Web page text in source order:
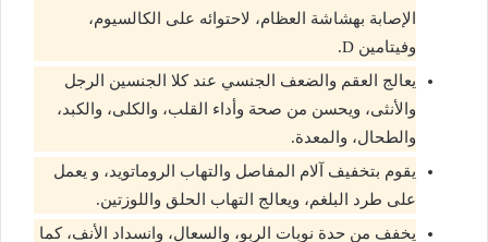
الإصابة بهشاشة العظام، لاحتوائه على الكالسيوم،
وفيتامين D.
يعالج العقم والضعف الجنسي عند كلا الجنسين الرجل
والأنثى، ويحسن من صحة وأداء القلب، والكلى، والكبد،
والطحال، والمعدة.
يقوم بتخفيف آلام المفاصل والتهاب الروماتويد، و يعمل
على طرد البلغم، ويعالج التهاب الحلق واللوزتين.
يخفف من حدة نوبات الربو، والسعال، وانسداد الأنف، كما